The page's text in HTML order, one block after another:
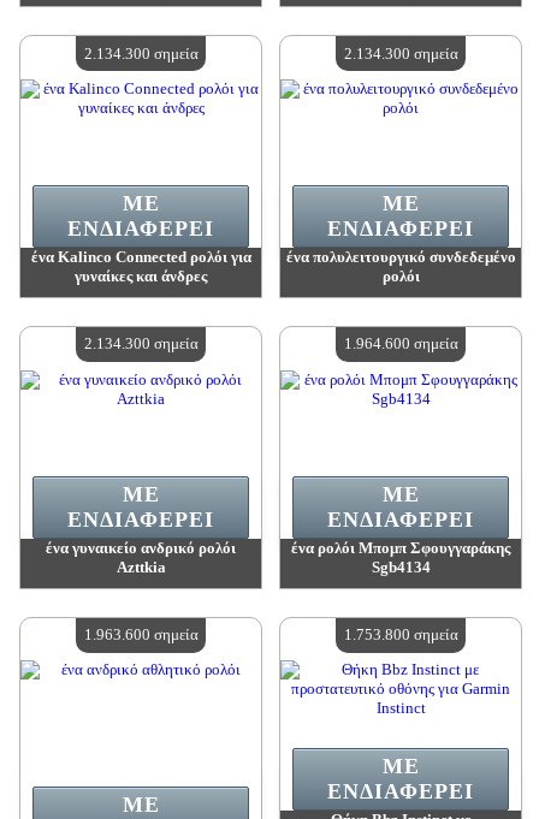
Διαθέσιμη ποσότητα:4
Διαθέσιμη ποσότητα:4
ένα Kalinco Connected ρολόι για
γυναίκες και άνδρες
Διαθέσιμη ποσότητα:4
ΜΕ
ΕΝΔΙΑΦΈΡΕΙ
2.134.300 σημεία
ένα πολυλειτουργικό συνδεδεμένο
ρολόι
Διαθέσιμη ποσότητα:4
ΜΕ
ΕΝΔΙΑΦΈΡΕΙ
2.134.300 σημεία
ένα γυναικείο ανδρικό ρολόι
Azttkia
Διαθέσιμη ποσότητα:4
ΜΕ
ΕΝΔΙΑΦΈΡΕΙ
2.134.300 σημεία
ένα ρολόι Μπομπ Σφουγγαράκης
Sgb4134
Διαθέσιμη ποσότητα:4
ΜΕ
ΕΝΔΙΑΦΈΡΕΙ
1.964.600 σημεία
ΜΕ
1.963.600 σημεία
ΜΕ
ΕΝΔΙΑΦΈΡΕΙ
1.753.800 σημεία